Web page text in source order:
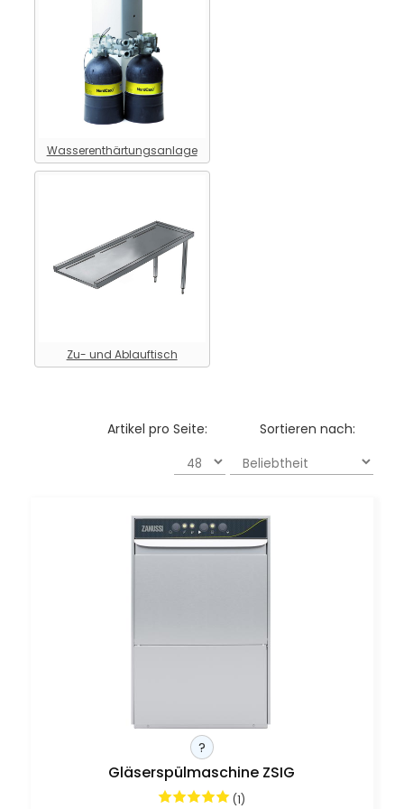
Wasserenthärtungsanlage
Zu- und Ablauftisch
Sortieren nach:
Artikel pro Seite:
?
Gläserspülmaschine ZSIG
(1)